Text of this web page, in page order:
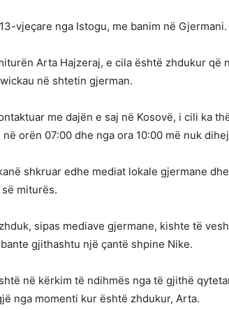
vjeçare nga Istogu, me banim në Gjermani.
Arta Hajzeraj, e cila është zhdukur që
në shtetin gjerman.
me dajën e saj në Kosovë, i cili ka
orën 07:00 dhe nga ora 10:00 më nuk
shkruar edhe mediat lokale gjermane
miturës.
sipas mediave gjermane, kishte të
gjithashtu një çantë shpine Nike.
në kërkim të ndihmës nga të gjithë
nga momenti kur është zhdukur, Arta.